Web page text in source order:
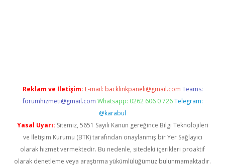
Reklam ve İletişim: E-mail: backlinkpaneli@gmail.com Teams:
forumhizmeti@gmail.com Whatsapp: 0262 606 0 726 Telegram:
@karabul
Yasal Uyarı: Sitemiz, 5651 Sayılı Kanun gereğince Bilgi Teknolojileri
ve İletişim Kurumu (BTK) tarafından onaylanmış bir Yer Sağlayıcı
olarak hizmet vermektedir. Bu nedenle, sitedeki içerikleri proaktif
olarak denetleme veya araştırma yükümlülüğümüz bulunmamaktadır.